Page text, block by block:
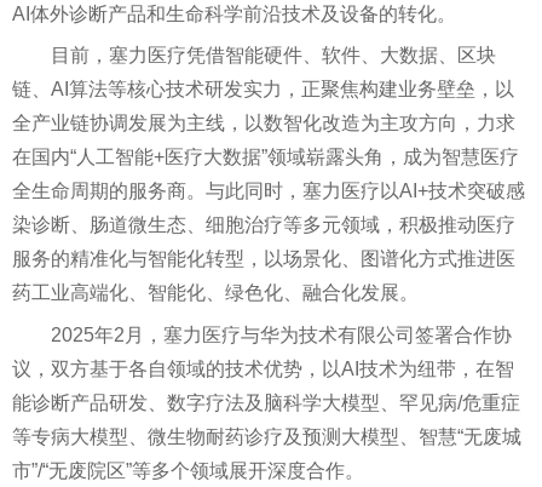
AI体外诊断产品和生命科学前沿技术及设备的转化。
目前，塞力医疗凭借智能硬件、软件、大数据、区块
链、AI算法等核心技术研发实力，正聚焦构建业务壁垒，以
全产业链协调发展为主线，以数智化改造为主攻方向，力求
在国内“人工智能+医疗大数据”领域崭露头角，成为智慧医疗
全生命周期的服务商。与此同时，塞力医疗以AI+技术突破感
染诊断、肠道微生态、细胞治疗等多元领域，积极推动医疗
服务的精准化与智能化转型，以场景化、图谱化方式推进医
药工业高端化、智能化、绿色化、融合化发展。
2025年2月，塞力医疗与华为技术有限公司签署合作协
议，双方基于各自领域的技术优势，以AI技术为纽带，在智
能诊断产品研发、数字疗法及脑科学大模型、罕见病/危重症
等专病大模型、微生物耐药诊疗及预测大模型、智慧“无废城
市”/“无废院区”等多个领域展开深度合作。